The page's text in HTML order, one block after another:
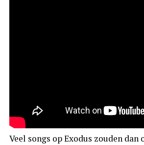
Veel songs op Exodus zouden dan